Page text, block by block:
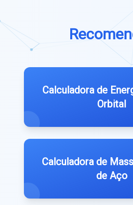
Calculadora de
Orbital
Calculadora de
de Aço